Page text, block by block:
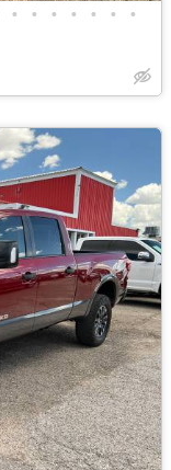
• • • • • • •